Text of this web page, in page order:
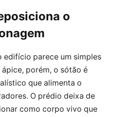
o
edifício parece um simples
porém, o sótão é
que alimenta o
O prédio deixa de
como corpo vivo que